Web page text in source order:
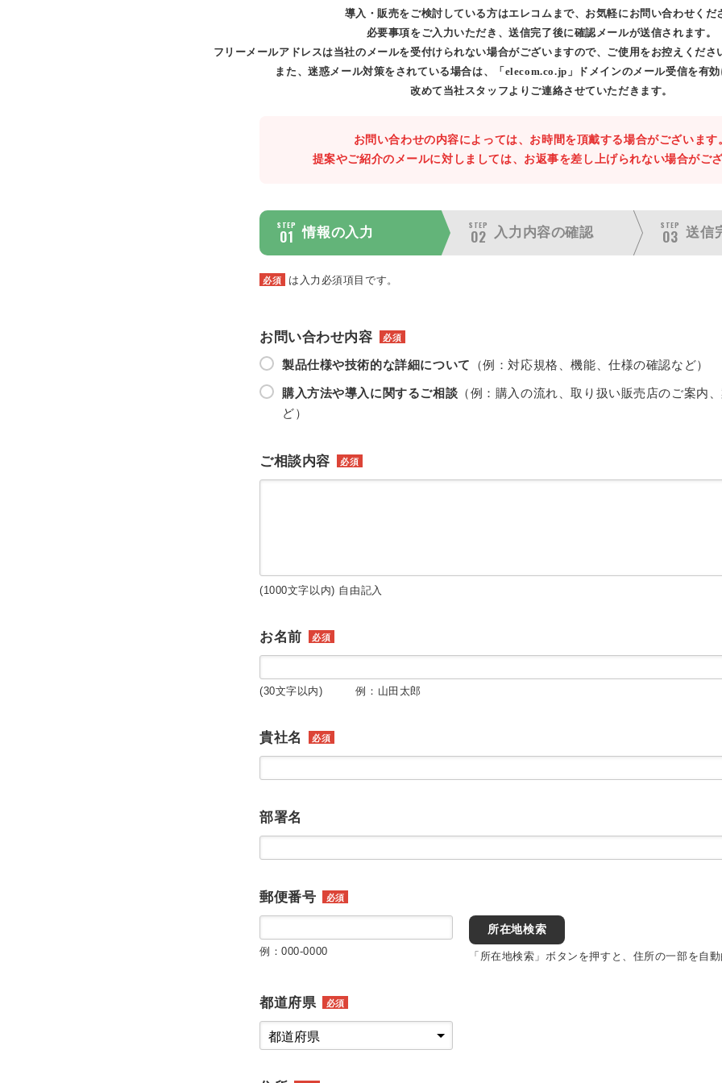
導入・販売をご検討している方はエレコムまで、お気軽にお問い合わせくだ
必要事項をご入力いただき、送信完了後に確認メールが送信されます。
フリーメールアドレスは当社のメールを受付けられない場合がございますので、ご使用をお控えくださ
また、迷惑メール対策をされている場合は、「elecom.co.jp」ドメインのメール受信を有効
改めて当社スタッフよりご連絡させていただきます。
お問い合わせの内容によっては、お時間を頂戴する場合がございます
提案やご紹介のメールに対しましては、お返事を差し上げられない場合がござ
STEP
01 情報の入力
STEP
02 入力内容の確認
STEP
03 送信
必須 は入力必須項目です。
お問い合わせ内容 必須
製品仕様や技術的な詳細について （例：対応規格、機能、仕様の確認など）
購入方法や導入に関するご相談 （例：購入の流れ、取り扱い販売店のご案内
ど）
ご相談内容 必須
(1000文字以内) 自由記入
お名前 必須
(30文字以内) 例：山田太郎
貴社名 必須
部署名
郵便番号 必須
例：000-0000
所在地検索
「所在地検索」ボタンを押すと、住所の一部を自動
都道府県 必須